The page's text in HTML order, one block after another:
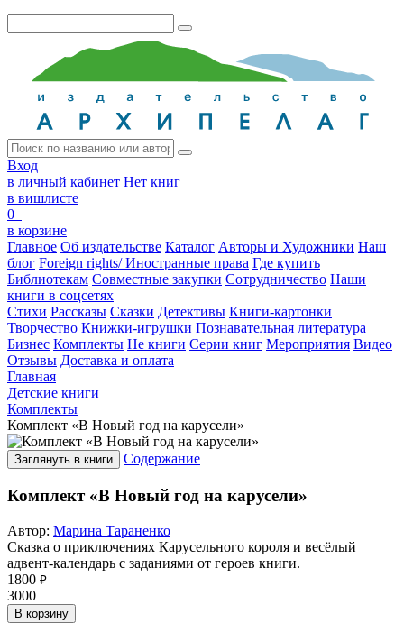
Вход
в личный кабинет Нет книг
в вишлисте
0
в корзине
Главное Об издательстве Каталог Авторы и Художники Наш
блог Foreign rights/ Иностранные права Где купить
Библиотекам Совместные закупки Сотрудничество Наши
книги в соцсетях
Стихи Рассказы Сказки Детективы Книги-картонки
Творчество Книжки-игрушки Познавательная литература
Бизнес Комплекты Не книги Серии книг Мероприятия Видео
Отзывы Доставка и оплата
Главная
Детские книги
Комплекты
Комплект «В Новый год на карусели»
Заглянуть в книги Содержание
Комплект «В Новый год на карусели»
Автор: Марина Тараненко
Сказка о приключениях Карусельного короля и весёлый
адвент-календарь с заданиями от героев книги.
1800 ₽
3000
В корзину